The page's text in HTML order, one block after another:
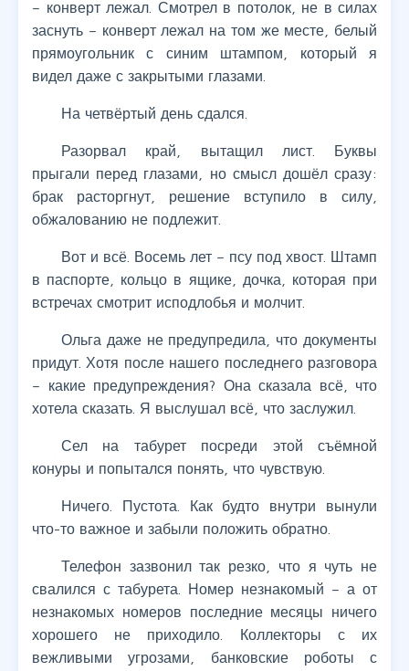
– конверт лежал. Смотрел в потолок, не в силах
заснуть – конверт лежал на том же месте, белый
прямоугольник с синим штампом, который я
видел даже с закрытыми глазами.
На четвёртый день сдался.
Разорвал край, вытащил лист. Буквы
прыгали перед глазами, но смысл дошёл сразу:
брак расторгнут, решение вступило в силу,
обжалованию не подлежит.
Вот и всё. Восемь лет – псу под хвост. Штамп
в паспорте, кольцо в ящике, дочка, которая при
встречах смотрит исподлобья и молчит.
Ольга даже не предупредила, что документы
придут. Хотя после нашего последнего разговора
– какие предупреждения? Она сказала всё, что
хотела сказать. Я выслушал всё, что заслужил.
Сел на табурет посреди этой съёмной
конуры и попытался понять, что чувствую.
Ничего. Пустота. Как будто внутри вынули
что-то важное и забыли положить обратно.
Телефон зазвонил так резко, что я чуть не
свалился с табурета. Номер незнакомый – а от
незнакомых номеров последние месяцы ничего
хорошего не приходило. Коллекторы с их
вежливыми угрозами, банковские роботы с